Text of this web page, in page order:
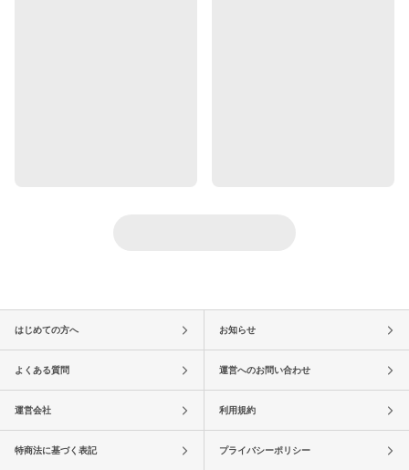
はじめての方へ お知らせ
よくある質問 運営へのお問い合わせ
運営会社 利用規約
特商法に基づく表記 プライバシーポリシー